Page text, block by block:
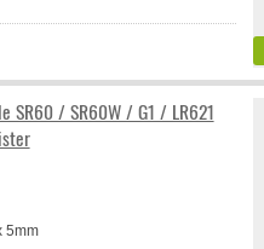
SR60 / SR60W / G1 / LR621
5mm